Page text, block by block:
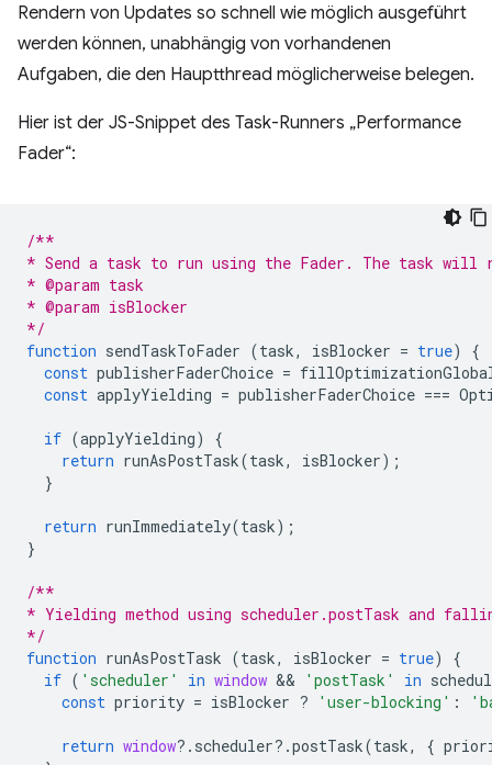
Rendern von Updates so schnell wie möglich ausgeführt
werden können, unabhängig von vorhandenen
Aufgaben, die den Hauptthread möglicherweise belegen.
Hier ist der JS-Snippet des Task-Runners „Performance
Fader“:
/**
* Send a task to run using the Fader. The task will
* @param task
* @param isBlocker
*/
function sendTaskToFader (task, isBlocker = true)
{
const publisherFaderChoice =
const applyYielding = publisherFaderChoice ===
if (applyYielding)
{
return runAsPostTask(task, isBlocker);
}
return runImmediately(task);
}
/**
* Yielding method using scheduler.postTask and
*/
function runAsPostTask (task, isBlocker = true)
{
if ( 'scheduler' in window && 'postTask' in
const priority = isBlocker ? 'user-blocking' :
return window? . scheduler? .postTask(task, {